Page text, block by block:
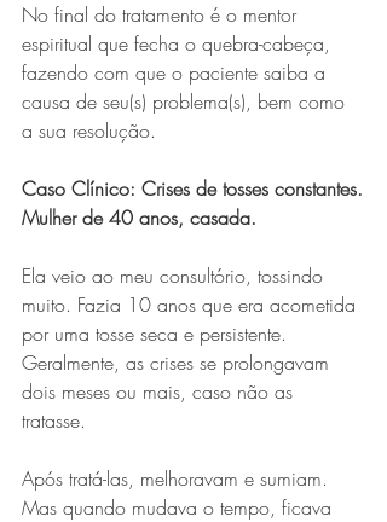
No final do tratamento é o mentor
espiritual que fecha o quebra-cabeça,
fazendo com que o paciente saiba a
causa de seu(s) problema(s), bem como
a sua resolução.
Caso Clínico: Crises de tosses constantes.
Mulher de 40 anos, casada.
Ela veio ao meu consultório, tossindo
muito. Fazia 10 anos que era acometida
por uma tosse seca e persistente.
Geralmente, as crises se prolongavam
dois meses ou mais, caso não as
tratasse.
Após tratá-las, melhoravam e sumiam.
Mas quando mudava o tempo, ficava